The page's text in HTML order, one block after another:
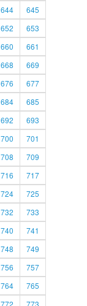
644
645
652
653
660
661
668
669
676
677
684
685
692
693
700
701
708
709
716
717
724
725
732
733
740
741
748
749
756
757
764
765
772
773